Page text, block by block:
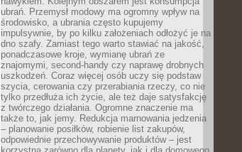
ubrań. Przemysł modowy ma ogromny wpływ na
środowisko, a ubrania często kupujemy
impulsywnie, by po kilku założeniach odłożyć je na
dno szafy. Zamiast tego warto stawiać na jakość,
ponadczasowe kroje, wymianę ubrań ze
znajomymi, second-handy czy naprawę drobnych
uszkodzeń. Coraz więcej osób uczy się podstaw
szycia, cerowania czy przerabiania rzeczy, co nie
tylko przedłuża ich życie, ale też daje satysfakcję
z twórczego działania. Ogromne znaczenie ma
także to, jak jemy. Redukcja marnowania jedzenia
– planowanie posiłków, robienie list zakupów,
odpowiednie przechowywanie produktów – jest